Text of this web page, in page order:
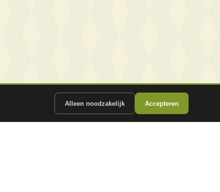
Alleen noodzakelijk Accepteren